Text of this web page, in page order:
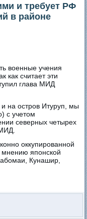
и требует РФ
в районе
военные учения
как считает эти
глава МИД
на остров Итуруп, мы
с учетом
северных четырех
оккупированной
мнению японской
Кунашир,